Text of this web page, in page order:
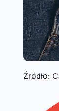
Źródło: